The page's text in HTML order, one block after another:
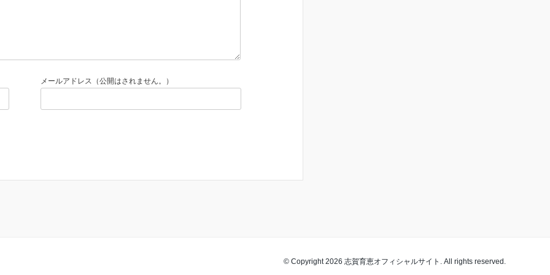
メールアドレス（公開はされません。）
© Copyright 2026 志賀育恵オフィシャルサイト. All rights reserved.